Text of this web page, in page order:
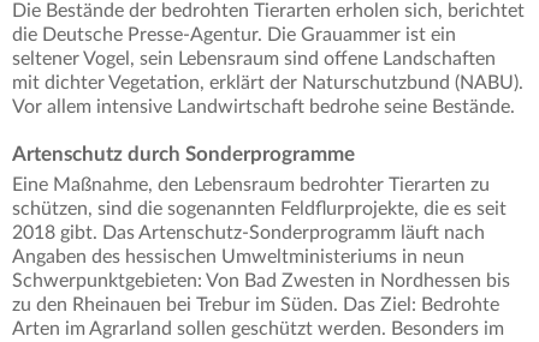
Die Bestände der bedrohten Tierarten erholen sich, berichtet
die Deutsche Presse-Agentur. Die Grauammer ist ein
seltener Vogel, sein Lebensraum sind offene Landschaften
mit dichter Vegetation, erklärt der Naturschutzbund (NABU).
Vor allem intensive Landwirtschaft bedrohe seine Bestände.
Artenschutz durch Sonderprogramme
Eine Maßnahme, den Lebensraum bedrohter Tierarten zu
schützen, sind die sogenannten Feldflurprojekte, die es seit
2018 gibt. Das Artenschutz-Sonderprogramm läuft nach
Angaben des hessischen Umweltministeriums in neun
Schwerpunktgebieten: Von Bad Zwesten in Nordhessen bis
zu den Rheinauen bei Trebur im Süden. Das Ziel: Bedrohte
Arten im Agrarland sollen geschützt werden. Besonders im